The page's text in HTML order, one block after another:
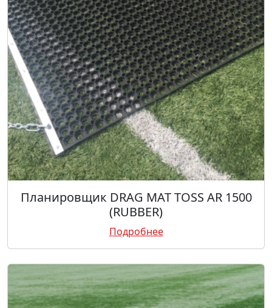
Планировщик DRAG MAT TOSS AR 1500
(RUBBER)
Подробнее